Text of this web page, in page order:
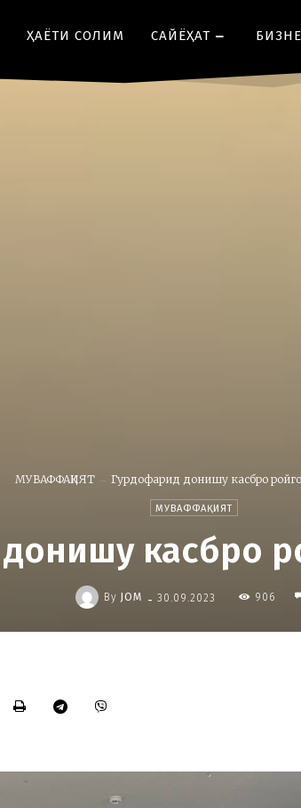
ҲАЁТИ СОЛИМ CАЙЁҲАТ
МУВАФФАҚИЯТ Гурдофарид донишу касбро
МУВАФФАҚИЯТ
касбро
By JOM - 30.09.2023 906